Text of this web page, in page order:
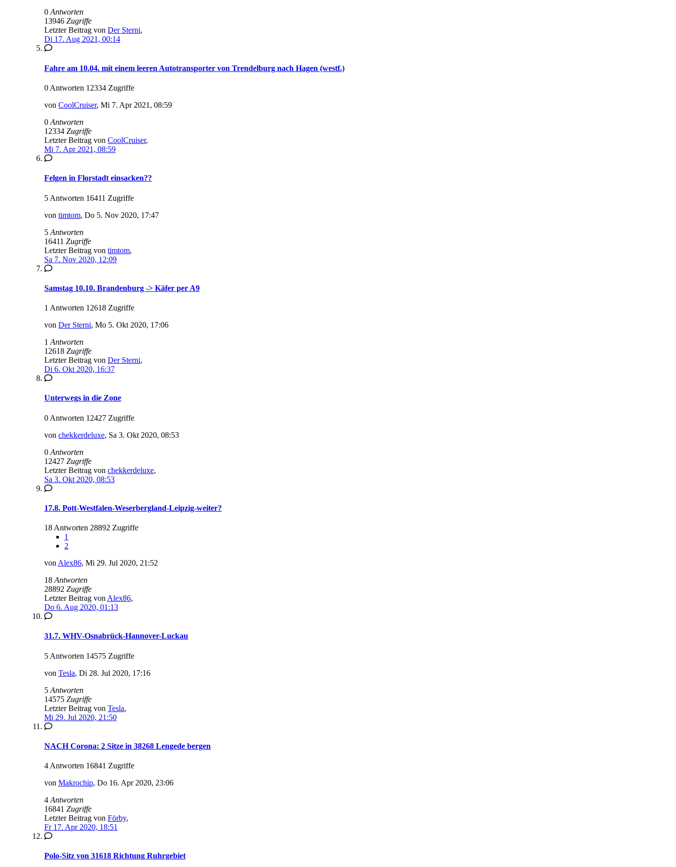
0Antworten
13946 Zugriffe
Letzter Beitrag von Der Sterni,
Di 17. Aug 2021, 00:14
Fahre am 10.04. mit einem leeren Autotransporter von Trendelburg nach Hagen (westf.)
0 Antworten 12334 Zugriffe
von CoolCruiser, Mi 7. Apr 2021, 08:59
0 Antworten
12334 Zugriffe
Letzter Beitrag von CoolCruiser,
Mi 7. Apr 2021, 08:59
Felgen in Florstadt einsacken??
5 Antworten 16411 Zugriffe
von timtom, Do 5. Nov 2020, 17:47
5 Antworten
16411 Zugriffe
Letzter Beitrag von timtom,
Sa 7. Nov 2020, 12:09
Samstag 10.10. Brandenburg -> Käfer per A9
1 Antworten 12618 Zugriffe
von Der Sterni, Mo 5. Okt 2020, 17:06
1 Antworten
12618 Zugriffe
Letzter Beitrag von Der Sterni,
Di 6. Okt 2020, 16:37
Unterwegs in die Zone
0 Antworten 12427 Zugriffe
von chekkerdeluxe, Sa 3. Okt 2020, 08:53
0 Antworten
12427 Zugriffe
Letzter Beitrag von chekkerdeluxe,
Sa 3. Okt 2020, 08:53
17.8. Pott-Westfalen-Weserbergland-Leipzig-weiter?
18 Antworten 28892 Zugriffe
1
2
von Alex86, Mi 29. Jul 2020, 21:52
18 Antworten
28892 Zugriffe
Letzter Beitrag von Alex86,
Do 6. Aug 2020, 01:13
31.7. WHV-Osnabrück-Hannover-Luckau
5 Antworten 14575 Zugriffe
von Tesla, Di 28. Jul 2020, 17:16
5 Antworten
14575 Zugriffe
Letzter Beitrag von Tesla,
Mi 29. Jul 2020, 21:50
NACH Corona: 2 Sitze in 38268 Lengede bergen
4 Antworten 16841 Zugriffe
von Makrochip, Do 16. Apr 2020, 23:06
4 Antworten
16841 Zugriffe
Letzter Beitrag von Förby,
Fr 17. Apr 2020, 18:51
Polo-Sitz von 31618 Richtung Ruhrgebiet